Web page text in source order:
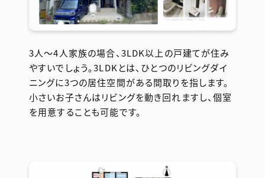
3人〜4人家族の場合、3LDK以上の戸建てが住み
やすいでしょう。3LDKとは、ひとつのリビングダイ
ニングに3つの居住空間がある間取りを指します。
小さいお子さんはリビングを動き回れますし、個室
を用意することも可能です。